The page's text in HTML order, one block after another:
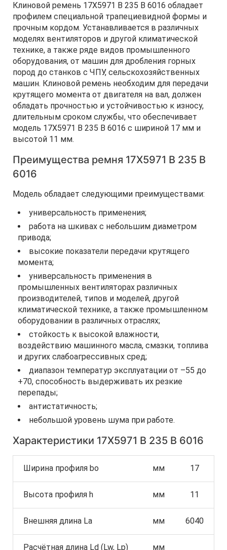
Клиновой ремень 17Х5971 B 235 В 6016 обладает
профилем специальной трапециевидной формы и
прочным кордом. Устанавливается в различных
моделях вентиляторов и другой климатической
технике, а также ряде видов промышленного
оборудования, от машин для дробления горных
пород до станков с ЧПУ, сельскохозяйственных
машин. Клиновой ремень необходим для передачи
крутящего момента от двигателя на вал, должен
обладать прочностью и устойчивостью к износу,
длительным сроком службы, что обеспечивает
модель 17Х5971 B 235 В 6016 с шириной 17 мм и
высотой 11 мм.
Преимущества ремня 17Х5971 B 235 В
6016
Модель обладает следующими преимуществами:
универсальность применения;
работа на шкивах с небольшим диаметром
привода;
высокие показатели передачи крутящего
момента;
универсальность применения в
промышленных вентиляторах различных
производителей, типов и моделей, другой
климатической технике, а также промышленном
оборудовании в различных отраслях;
стойкость к высокой влажности,
воздействию машинного масла, смазки, топлива
и других слабоагрессивных сред;
диапазон температур эксплуатации от –55 до
+70, способность выдерживать их резкие
перепады;
антистатичность;
небольшой уровень шума при работе.
Характеристики 17Х5971 B 235 В 6016
Ширина профиля bo мм 17
Высота профиля h мм 11
Внешняя длина La мм 6040
Расчётная длина Ld (Lw, Lp) мм